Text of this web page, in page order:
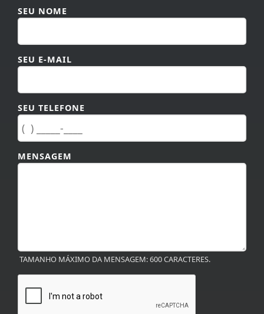
SEU E-MAIL
SEU TELEFONE
MENSAGEM